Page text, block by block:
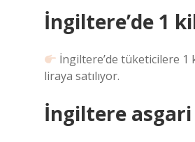
İngiltere’de 1
İngiltere’de tüketicilere 1
liraya satılıyor.
İngiltere